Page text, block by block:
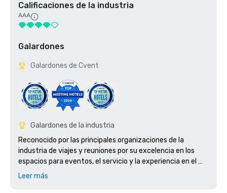
Calificaciones de la industria
AAA
Galardones
Galardones de Cvent
Galardones de la industria
Reconocido por las principales organizaciones de la
industria de viajes y reuniones por su excelencia en los
espacios para eventos, el servicio y la experiencia en el
destino.
Leer más